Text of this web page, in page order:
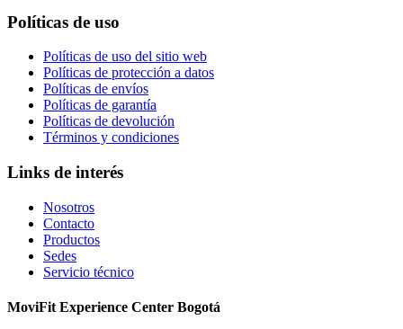
Políticas de uso
Políticas de uso del sitio web
Políticas de protección a datos
Políticas de envíos
Políticas de garantía
Políticas de devolución
Términos y condiciones
Links de interés
Nosotros
Contacto
Productos
Sedes
Servicio técnico
MoviFit Experience Center Bogotá